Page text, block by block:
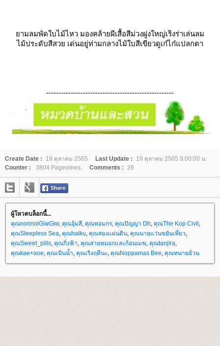
ามลมพัดใบไม้ไหว มองคล้ายผีเสื้อสีม่วงฝูงใหญ่เริงร่าเล่นลม
ไม้ประดับสีสวย เด่นอยู่ท่ามกลางไม้ใบสีเขียวดูเก๋ไก๋แปลกตา
----------------------------------------------------
Create Date : 19 ตุลาคม 2565 Last Update :
19 ตุลาคม 2565 9:00:00 น.
Counter :
3804 Pageviews. Comments : 26
ผู้โหวตบล็อกนี้...
คุณnonnoiGiwGiw, คุณอุ้มสี, คุณหอมกร, คุณปัญญา Dh, คุณThe Kop Civil ,
คุณSleepless Sea, คุณhaiku, คุณสองแผ่นดิน, คุณนายแว่นขยันเที่ยว,
คุณSweet_pills, คุณกิ่งฟ้า, คุณสายหมอกและก้อนเมฆ, คุณtanjira,
คุณkae+aoe, คุณเนินน้ำ, คุณเริงฤดีนะ, คุณNoppamas Bee, คุณทนายอ้วน